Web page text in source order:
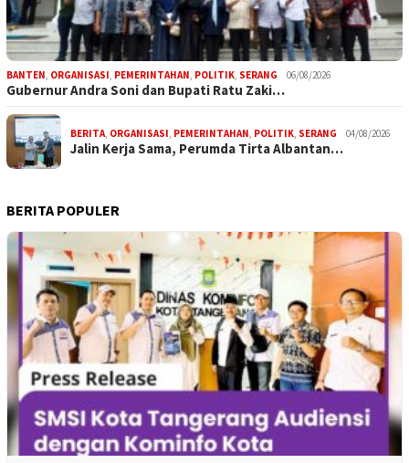
BANTEN ORGANISASI PEMERINTAHAN POLITIK SERANG 06/08/2026
Gubernur Andra Soni dan Bupati Ratu Zaki…
BERITA ORGANISASI PEMERINTAHAN POLITIK SERANG 04/08/2026
Jalin Kerja Sama, Perumda Tirta Albantan…
BERITA POPULER